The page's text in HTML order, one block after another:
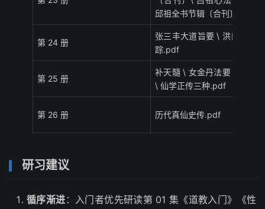
邱祖全书节辑〔合刊〕.pdf
第 24 册
张三丰大道旨要 \ 洪氏仙佛奇
踪.pdf
第 25 册
补天髓 \ 女金丹法要〔合刊〕
\ 仙学正传三种.pdf
第 26 册 历代真仙史传.pdf
研习建议
循序渐进 ：入门者优先研读第 01 集《道教入门》《性